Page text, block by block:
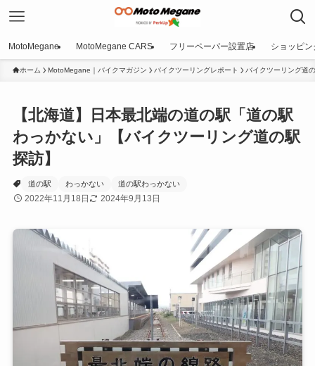
MotoMegane MotoMegane CARS フリーペーパー設置店 ショッピン
ホーム MotoMegane｜バイクマガジン バイクツーリングレポート バイクツーリング道
【北海道】日本最北端の道の駅「道の駅
わっかない」【バイクツーリング道の駅
探訪】
道の駅 わっかない 道の駅わっかない
2022年11月18日 2024年9月13日